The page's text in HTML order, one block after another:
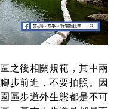
之後相關規範，其中兩
步前進，不要拍照。因
區步道外生態都是不可